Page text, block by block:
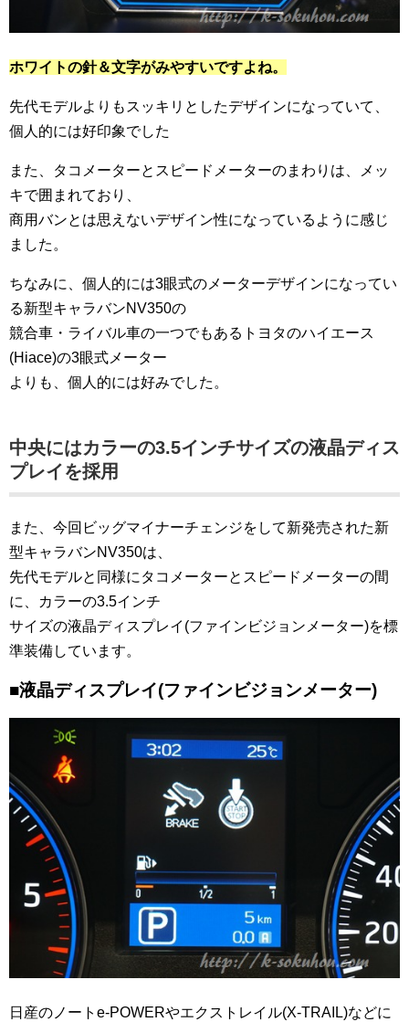
ホワイトの針＆文字がみやすいですよね。
先代モデルよりもスッキリとしたデザインになっていて、
個人的には好印象でした
また、タコメーターとスピードメーターのまわりは、メッ
キで囲まれており、
商用バンとは思えないデザイン性になっているように感じ
ました。
ちなみに、個人的には3眼式のメーターデザインになってい
る新型キャラバンNV350の
競合車・ライバル車の一つでもあるトヨタのハイエース
(Hiace)の3眼式メーター
よりも、個人的には好みでした。
中央にはカラーの3.5インチサイズの液晶ディス
プレイを採用
また、今回ビッグマイナーチェンジをして新発売された新
型キャラバンNV350は、
先代モデルと同様にタコメーターとスピードメーターの間
に、カラーの3.5インチ
サイズの液晶ディスプレイ(ファインビジョンメーター)を標
準装備しています。
■液晶ディスプレイ(ファインビジョンメーター)
日産のノートe-POWERやエクストレイル(X-TRAIL)などに